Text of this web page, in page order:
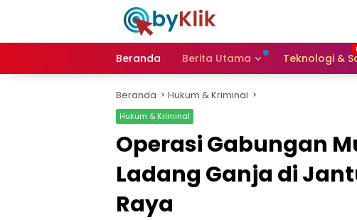
Beranda Berita Utama Teknologi &
Beranda Hukum & Kriminal
Hukum & Kriminal
Operasi Gabungan
Ladang Ganja di
Raya